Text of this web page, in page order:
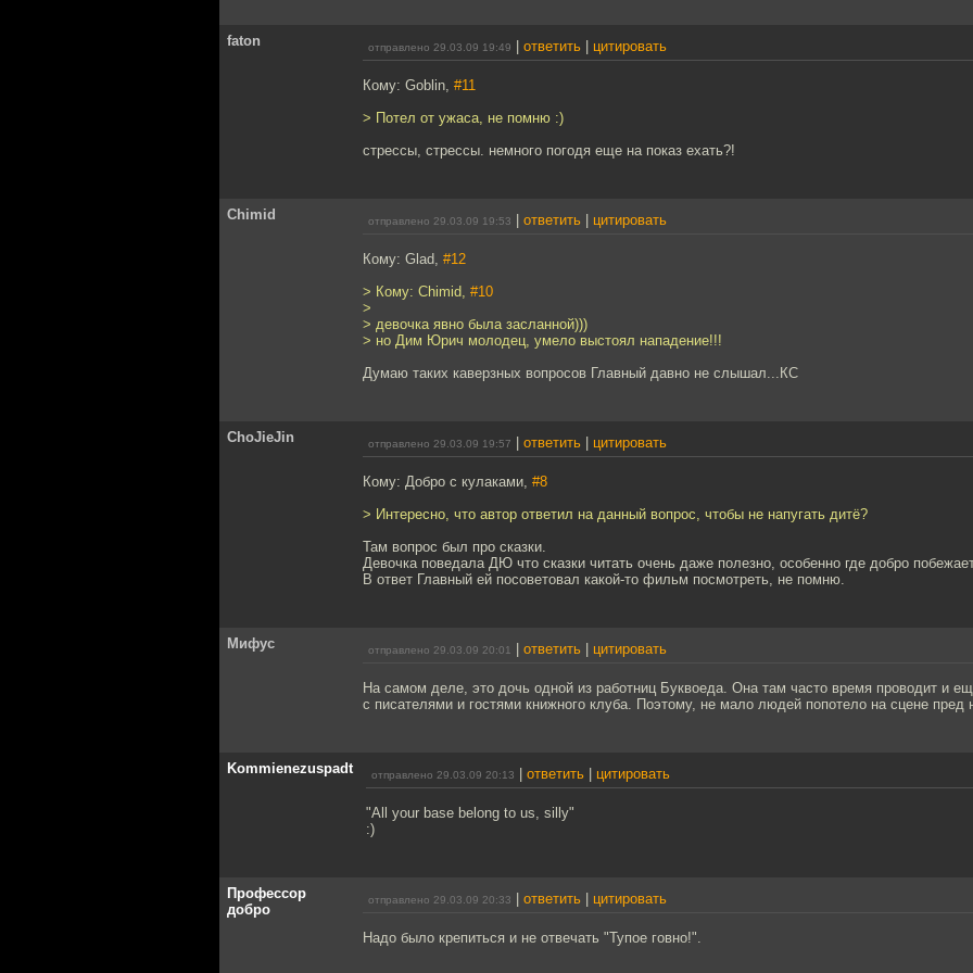
faton отправлено 29.03.09 19:49 ответить цитировать
Кому: Goblin, #11
> Потел от ужаса, не помню :)
стрессы, стрессы. немного погодя еще на показ ехать?!
Chimid отправлено 29.03.09 19:53 ответить цитировать
Кому: Glad, #12
> Кому: Chimid, #10
>
> девочка явно была засланной)))
> но Дим Юрич молодец, умело выстоял нападение!!!
Думаю таких каверзных вопросов Главный давно не слышал...КС
ChoJieJin отправлено 29.03.09 19:57 ответить цитировать
Кому: Добро с кулаками, #8
> Интересно, что автор ответил на данный вопрос, чтобы не напугать дитё?
Там вопрос был про сказки.
Девочка поведала ДЮ что сказки читать очень даже полезно, особенно где добро
В ответ Главный ей посоветовал какой-то фильм посмотреть, не помню.
Мифус отправлено 29.03.09 20:01 ответить цитировать
На самом деле, это дочь одной из работниц Буквоеда. Она там часто время проводит и
с писателями и гостями книжного клуба. Поэтому, не мало людей попотело на сцене пред
Kommienezuspadt отправлено 29.03.09 20:13 ответить цитировать
"All your base belong to us, silly"
:)
Профессор
добро
отправлено 29.03.09 20:33 ответить цитировать
Надо было крепиться и не отвечать "Тупое говно!".